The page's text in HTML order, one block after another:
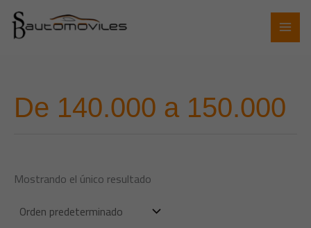
contenido
De 140.000 a 150.000
Mostrando el único resultado